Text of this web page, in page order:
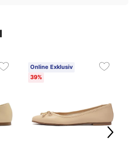
Online Exklusiv
39%